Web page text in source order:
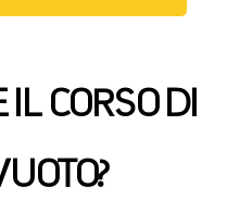
IL CORSO DI